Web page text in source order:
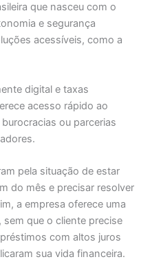
que nasceu com o
e segurança
acessíveis, como a
digital e taxas
acesso rápido ao
ou parcerias
pela situação de estar
do mês e precisar resolver
a empresa oferece uma
que o cliente precise
com altos juros
sua vida financeira.